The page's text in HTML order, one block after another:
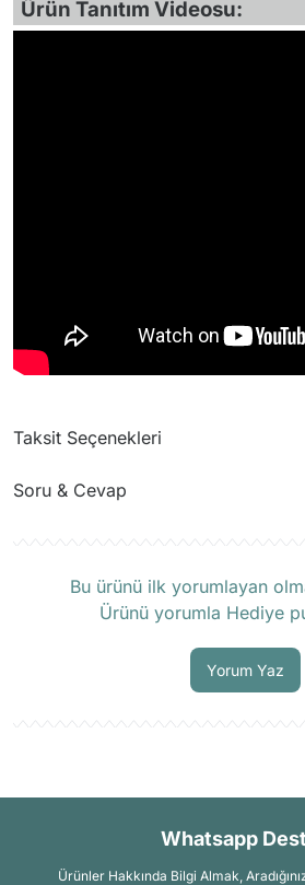
Ürün Tanıtım Videosu:
Taksit Seçenekleri
Soru & Cevap
Bu ürünü ilk yorumlayan
Ürünü yorumla Hediye
Yorum Yaz
Whatsapp
Ürünler Hakkında Bilgi Almak,